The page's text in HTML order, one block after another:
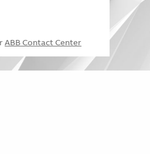
ABB Contact Center